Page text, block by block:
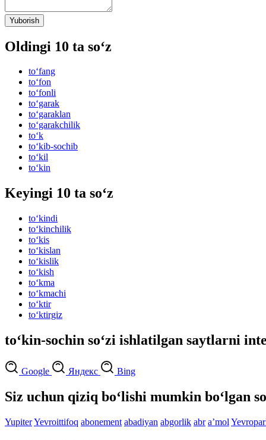
Yuborish
Oldingi 10 ta so‘z
to‘fang
to‘fon
to‘fonli
to‘garak
to‘garaklan
to‘garakchilik
to‘k
to‘kib-sochib
to‘kil
to‘kin
Keyingi 10 ta so‘z
to‘kindi
to‘kinchilik
to‘kis
to‘kislan
to‘kislik
to‘kish
to‘kma
to‘kmachi
to‘ktir
to‘ktirgiz
to‘kin-sochin so‘zi ishlatilgan saytlarni
Google Яндекс Bing
Siz uchun qiziq bo‘lishi mumkin bo‘lgan
YupiterYevroittifoq abonement abadiyan abgorlik abr aʼmol